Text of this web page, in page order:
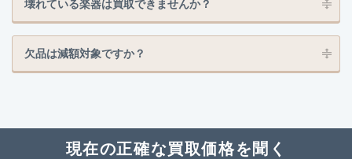
壊れている楽器は買取できませんか？
欠品は減額対象ですか？
現在の正確な買取価格を聞く